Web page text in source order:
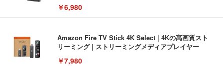
￥6,980
Amazon Fire TV Stick 4K Select | 4Kの高画質スト
リーミング | ストリーミングメディアプレイヤー
￥7,980